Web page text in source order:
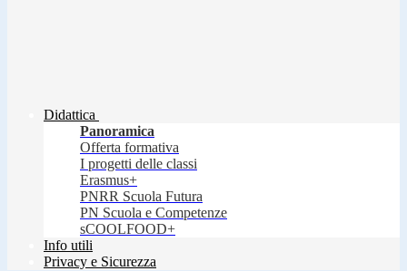
Didattica
Panoramica
Offerta formativa
I progetti delle classi
Erasmus+
PNRR Scuola Futura
PN Scuola e Competenze
sCOOLFOOD+
Info utili
Privacy e Sicurezza